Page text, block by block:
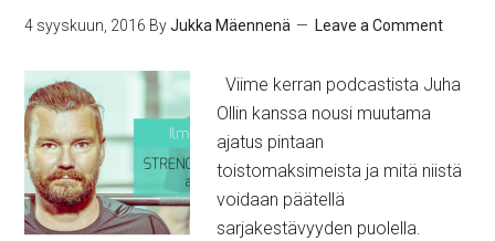
4 syyskuun, 2016 ByJukka Mäennenä Leave a Comment
Viime kerran podcastista Juha
Ollin kanssa nousi muutama
ajatus pintaan
toistomaksimeista ja mitä niistä
voidaan päätellä
sarjakestävyyden puolella.